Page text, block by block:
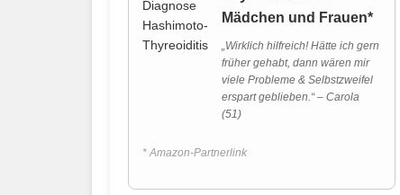
Mädchen und Frauen*
„Wirklich hilfreich! Hätte ich gern
früher gehabt, dann wären mir
viele Probleme & Selbstzweifel
erspart geblieben.“ – Carola
(51)
* Amazon-Partnerlink